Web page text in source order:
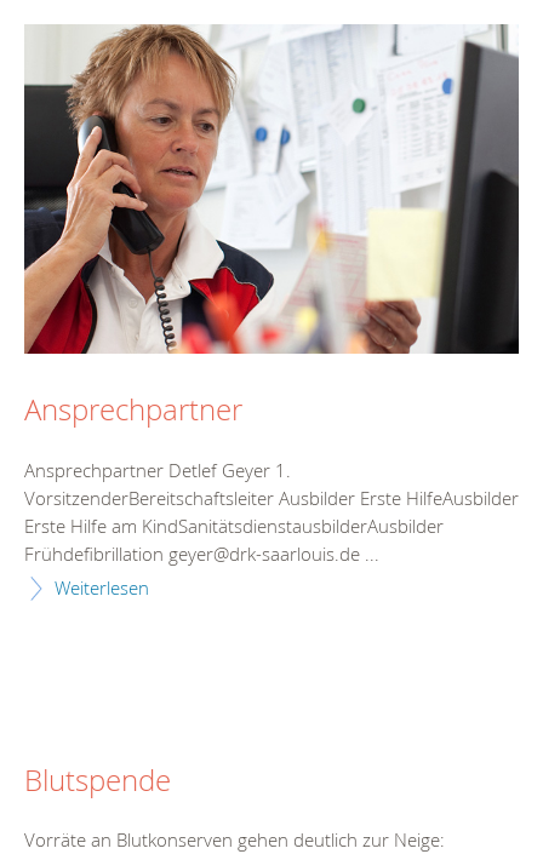
Ansprechpartner
Ansprechpartner Detlef Geyer 1.
VorsitzenderBereitschaftsleiter Ausbilder Erste HilfeAusbilder
Erste Hilfe am KindSanitätsdienstausbilderAusbilder
Frühdefibrillation geyer@drk-saarlouis.de ...
Weiterlesen
Blutspende
Vorräte an Blutkonserven gehen deutlich zur Neige: